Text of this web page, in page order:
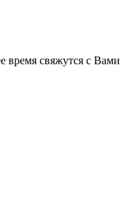
свяжутся с Вами